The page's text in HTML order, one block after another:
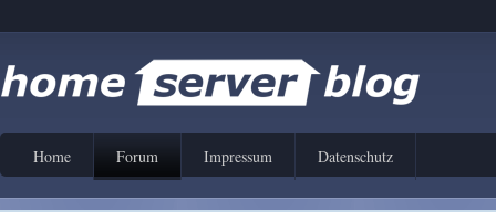
Home Forum Impressum Datenschutz